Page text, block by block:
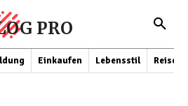
PRO
Einkaufen Lebensstil Reisen